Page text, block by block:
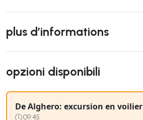
plus d’informations
opzioni disponibili
De Alghero: excursion en voilier
09:45